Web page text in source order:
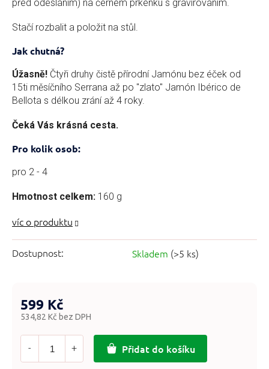
Dostupnost: Skladem (>5 ks)
před odesláním) na černém prkénku s gravírováním.
Stačí rozbalit a položit na stůl.
Jak chutná?
Úžasně! Čtyři druhy čistě přírodní Jamónu bez éček od
15ti měsíčního Serrana až po "zlato" Jamón Ibérico de
Bellota s délkou zrání až 4 roky.
Čeká Vás krásná cesta.
Pro kolik osob:
pro 2 - 4
Hmotnost celkem: 160 g
599 Kč
534,82 Kč bez DPH
Měrná
Přidat do košíku